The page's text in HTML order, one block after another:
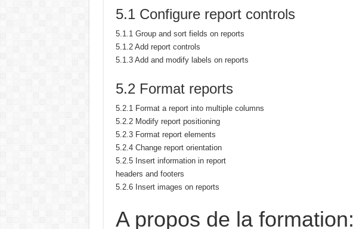
5.1 Configure report controls
5.1.1 Group and sort fields on reports
5.1.2 Add report controls
5.1.3 Add and modify labels on reports
5.2 Format reports
5.2.1 Format a report into multiple columns
5.2.2 Modify report positioning
5.2.3 Format report elements
5.2.4 Change report orientation
5.2.5 Insert information in report
headers and footers
5.2.6 Insert images on reports
A propos de la formation: